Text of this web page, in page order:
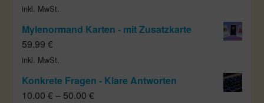
inkl. MwSt.
Mylenormand Karten - mit Zusatzkarte
59.99€
inkl. MwSt.
Konkrete Fragen - Klare Antworten
10.00€– 50.00€